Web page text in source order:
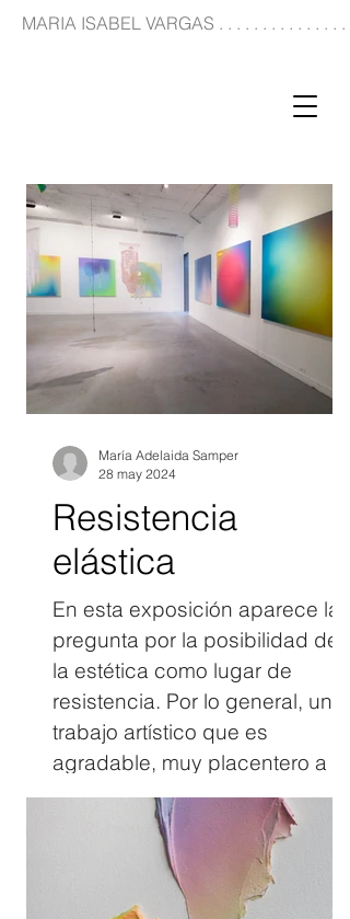
MARIA ISABEL VARGAS . . . . . . . . . . . . . . .
Resistencia
elástica
En esta exposición aparece la
pregunta por la posibilidad de
la estética como lugar de
resistencia. Por lo general, un
trabajo artístico que es
agradable, muy placentero a la
vista, no es leído como un lugar
de crítica, en el caso del trabajo
de María Isabel Vargas, la
noción de lo plácido se
María Adelaida Samper
28 may 2024